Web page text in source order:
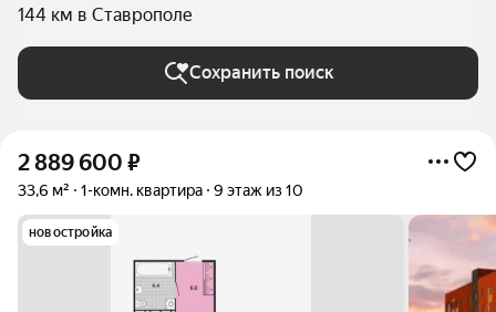
144 км в Ставрополе
Сохранить поиск
2 889 600 ₽
33,6 м² 1-комн. квартира 9 этаж из 10
новостройка